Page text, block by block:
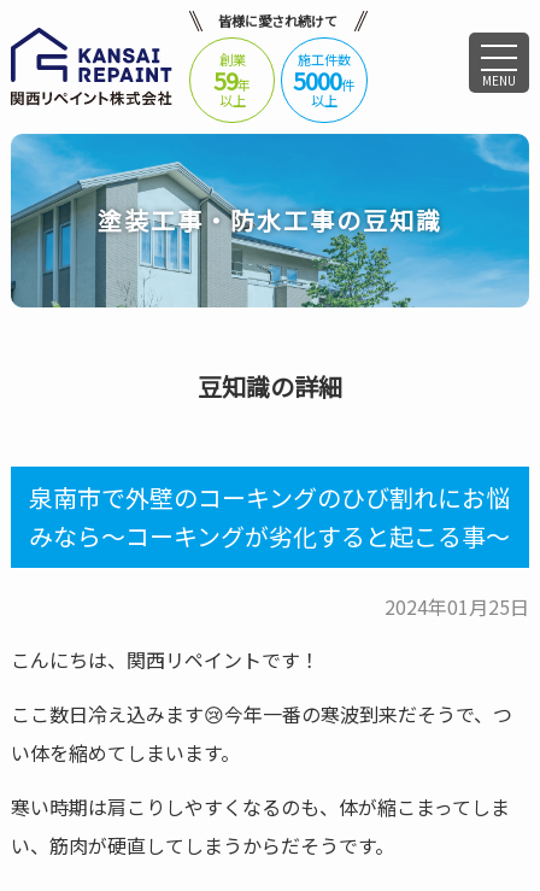
皆様に愛され続けて
創業
59年
以上
施工件数
5000件
以上
MENU
塗装工事・防水工事の豆知識
豆知識の詳細
泉南市で外壁のコーキングのひび割れにお悩
みなら～コーキングが劣化すると起こる事～
2024年01月25日
こんにちは、関西リペイントです！
ここ数日冷え込みます😢今年一番の寒波到来だそうで、つ
い体を縮めてしまいます。
寒い時期は肩こりしやすくなるのも、体が縮こまってしま
い、筋肉が硬直してしまうからだそうです。